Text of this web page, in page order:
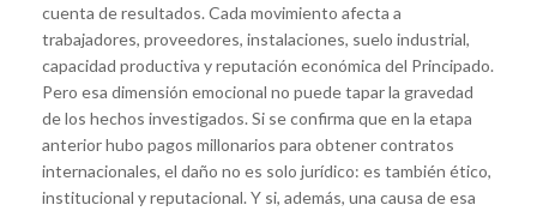
cuenta de resultados. Cada movimiento afecta a
trabajadores, proveedores, instalaciones, suelo industrial,
capacidad productiva y reputación económica del Principado.
Pero esa dimensión emocional no puede tapar la gravedad
de los hechos investigados. Si se confirma que en la etapa
anterior hubo pagos millonarios para obtener contratos
internacionales, el daño no es solo jurídico: es también ético,
institucional y reputacional. Y si, además, una causa de esa